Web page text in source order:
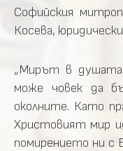
Софийския
Косева,
„Мирът в душата
може човек да
околните. Като
Христовият мир
помирението ни с